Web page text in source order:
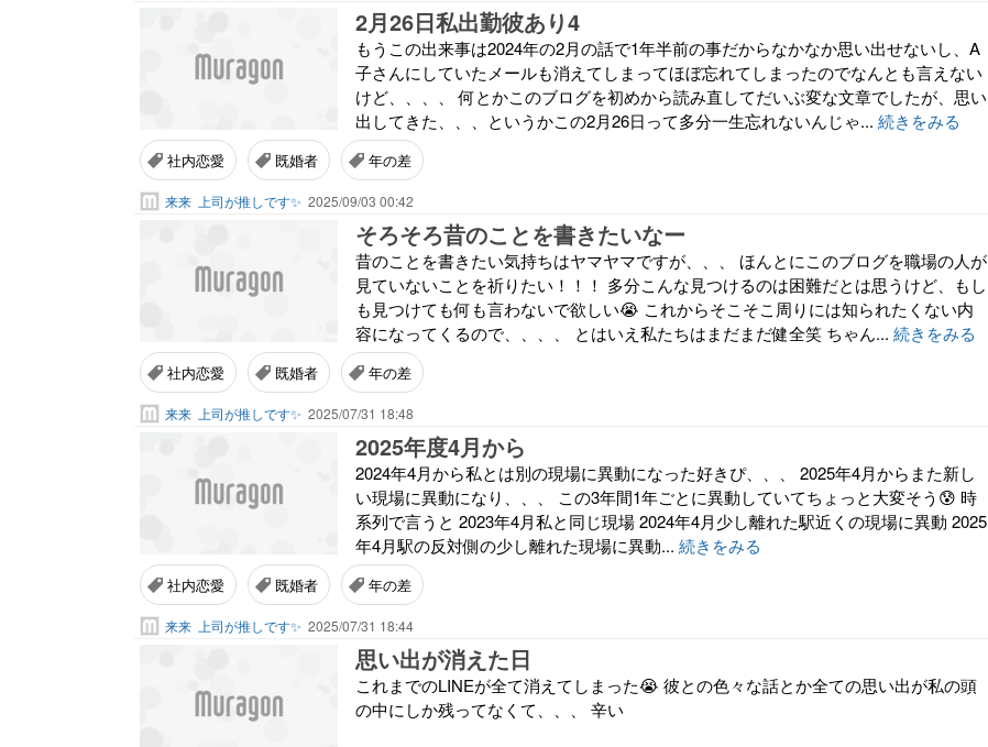
2月26日私出勤彼あり4
もうこの出来事は2024年の2月の話で1年半前の事だからなかなか思い出せないし、A
子さんにしていたメールも消えてしまってほぼ忘れてしまったのでなんとも言えない
けど、、、、 何とかこのブログを初めから読み直してだいぶ変な文章でしたが、思い
出してきた、、、というかこの2月26日って多分一生忘れないんじゃ... 続きをみる
社内恋愛 既婚者 年の差
来来 上司が推しです✨ 2025/09/03 00:42
そろそろ昔のことを書きたいなー
昔のことを書きたい気持ちはヤマヤマですが、、、 ほんとにこのブログを職場の人が
見ていないことを祈りたい！！！ 多分こんな見つけるのは困難だとは思うけど、もし
も見つけても何も言わないで欲しい😭 これからそこそこ周りには知られたくない内
容になってくるので、、、、 とはいえ私たちはまだまだ健全笑 ちゃん... 続きをみる
社内恋愛 既婚者 年の差
来来 上司が推しです✨ 2025/07/31 18:48
2025年度4月から
2024年4月から私とは別の現場に異動になった好きぴ、、、 2025年4月からまた新し
い現場に異動になり、、、 この3年間1年ごとに異動していてちょっと大変そう😰 時
系列で言うと 2023年4月私と同じ現場 2024年4月少し離れた駅近くの現場に異動 2025
年4月駅の反対側の少し離れた現場に異動... 続きをみる
社内恋愛 既婚者 年の差
来来 上司が推しです✨ 2025/07/31 18:44
思い出が消えた日
これまでのLINEが全て消えてしまった😭 彼との色々な話とか全ての思い出が私の頭
の中にしか残ってなくて、、、 辛い